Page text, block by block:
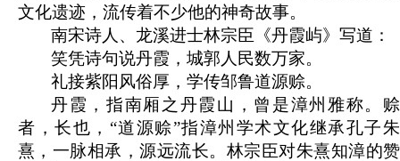
文化遗迹，流传着不少他的神奇故事。
南宋诗人、龙溪进士林宗臣《丹霞屿》写道：
笑凭诗句说丹霞，城郭人民数万家。
礼接紫阳风俗厚，学传邹鲁道源赊。
丹霞，指南厢之丹霞山，曾是漳州雅称。赊
者，长也，“道源赊”指漳州学术文化继承孔子朱
熹，一脉相承，源远流长。林宗臣对朱熹知漳的赞